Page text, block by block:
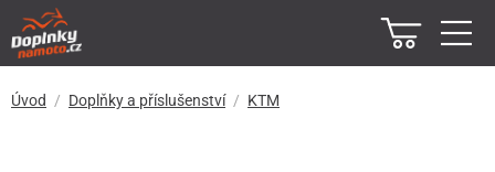
Úvod Doplňky a příslušenství KTM